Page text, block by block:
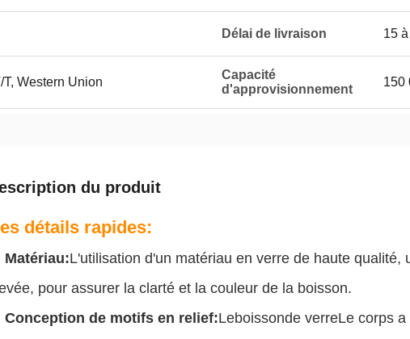
Délai de livraison 15
T, Western Union
Capacité
d'approvisionnement
150
du produit
détails rapides:
Matériau:L'utilisation d'un matériau en verre de haute
pour assurer la clarté et la couleur de la boisson.
Conception de motifs en relief:Leboissonde verreLe corps